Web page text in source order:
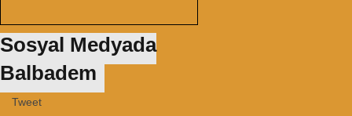
Sosyal Medyada
Balbadem
Tweet